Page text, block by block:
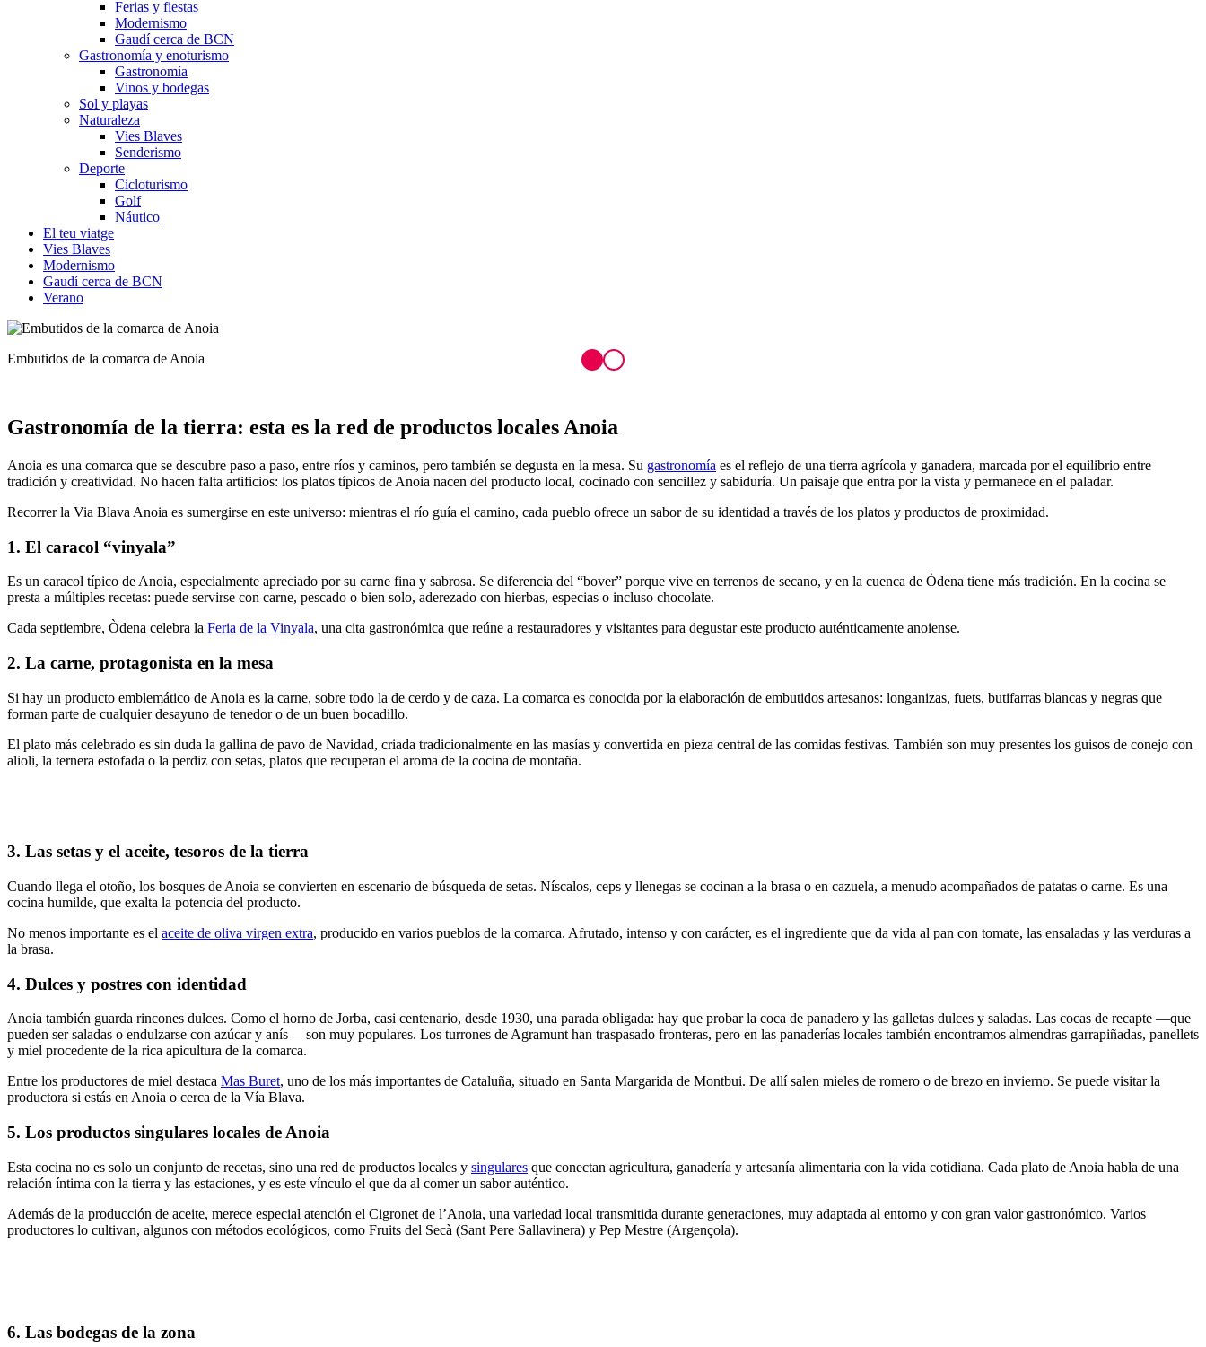
Ferias y fiestas
Modernismo
Gaudí cerca de BCN
Gastronomía y enoturismo
Gastronomía
Vinos y bodegas
Sol y playas
Naturaleza
Vies Blaves
Senderismo
Deporte
Cicloturismo
Golf
Náutico
El teu viatge
Vies Blaves
Modernismo
Gaudí cerca de BCN
Verano
Viña y tradición familiar
Gastronomía de la tierra: esta es la red de productos locales Anoia
Anoia es una comarca que se descubre paso a paso, entre ríos y caminos, pero también se degusta en la mesa. Su gastronomía es el reflejo de una tierra agrícola y ganadera, marcada por el equilibrio entre
tradición y creatividad. No hacen falta artificios: los platos típicos de Anoia nacen del producto local, cocinado con sencillez y sabiduría. Un paisaje que entra por la vista y permanece en el paladar.
Recorrer la Via Blava Anoia es sumergirse en este universo: mientras el río guía el camino, cada pueblo ofrece un sabor de su identidad a través de los platos y productos de proximidad.
1. El caracol “vinyala”
Es un caracol típico de Anoia, especialmente apreciado por su carne fina y sabrosa. Se diferencia del “bover” porque vive en terrenos de secano, y en la cuenca de Òdena tiene más tradición. En la cocina se
presta a múltiples recetas: puede servirse con carne, pescado o bien solo, aderezado con hierbas, especias o incluso chocolate.
Cada septiembre, Òdena celebra la Feria de la Vinyala, una cita gastronómica que reúne a restauradores y visitantes para degustar este producto auténticamente anoiense.
2. La carne, protagonista en la mesa
Si hay un producto emblemático de Anoia es la carne, sobre todo la de cerdo y de caza. La comarca es conocida por la elaboración de embutidos artesanos: longanizas, fuets, butifarras blancas y negras que
forman parte de cualquier desayuno de tenedor o de un buen bocadillo.
El plato más celebrado es sin duda la gallina de pavo de Navidad, criada tradicionalmente en las masías y convertida en pieza central de las comidas festivas. También son muy presentes los guisos de conejo con
alioli, la ternera estofada o la perdiz con setas, platos que recuperan el aroma de la cocina de montaña.
3. Las setas y el aceite, tesoros de la tierra
Cuando llega el otoño, los bosques de Anoia se convierten en escenario de búsqueda de setas. Níscalos, ceps y llenegas se cocinan a la brasa o en cazuela, a menudo acompañados de patatas o carne. Es una
cocina humilde, que exalta la potencia del producto.
No menos importante es el aceite de oliva virgen extra, producido en varios pueblos de la comarca. Afrutado, intenso y con carácter, es el ingrediente que da vida al pan con tomate, las ensaladas y las verduras a
la brasa.
4. Dulces y postres con identidad
Anoia también guarda rincones dulces. Como el horno de Jorba, casi centenario, desde 1930, una parada obligada: hay que probar la coca de panadero y las galletas dulces y saladas. Las cocas de recapte —que
pueden ser saladas o endulzarse con azúcar y anís— son muy populares. Los turrones de Agramunt han traspasado fronteras, pero en las panaderías locales también encontramos almendras garrapiñadas, panellets
y miel procedente de la rica apicultura de la comarca.
Entre los productores de miel destaca Mas Buret, uno de los más importantes de Cataluña, situado en Santa Margarida de Montbui. De allí salen mieles de romero o de brezo en invierno. Se puede visitar la
productora si estás en Anoia o cerca de la Vía Blava.
5. Los productos singulares locales de Anoia
Esta cocina no es solo un conjunto de recetas, sino una red de productos locales y singulares que conectan agricultura, ganadería y artesanía alimentaria con la vida cotidiana. Cada plato de Anoia habla de una
relación íntima con la tierra y las estaciones, y es este vínculo el que da al comer un sabor auténtico.
Además de la producción de aceite, merece especial atención el Cigronet de l’Anoia, una variedad local transmitida durante generaciones, muy adaptada al entorno y con gran valor gastronómico. Varios
productores lo cultivan, algunos con métodos ecológicos, como Fruits del Secà (Sant Pere Sallavinera) y Pep Mestre (Argençola).
6. Las bodegas de la zona